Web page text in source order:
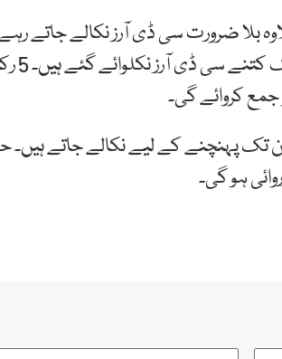
بلا ضرورت سی ڈی آرز نکالے جاتے
سے
کروائے گی۔
پہنچنے کے لیے نکالے جاتے ہیں۔
ہو گی۔